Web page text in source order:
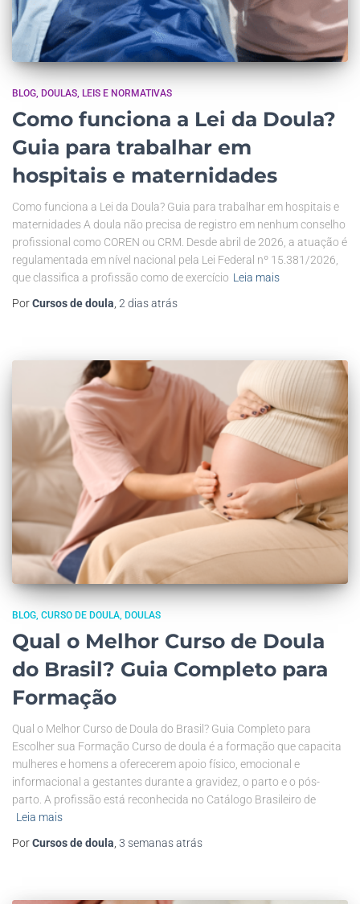
BLOG DOULAS LEIS E NORMATIVAS
Como funciona a Lei da Doula?
Guia para trabalhar em
hospitais e maternidades
Como funciona a Lei da Doula? Guia para trabalhar em hospitais e
maternidades A doula não precisa de registro em nenhum conselho
profissional como COREN ou CRM. Desde abril de 2026, a atuação é
regulamentada em nível nacional pela Lei Federal nº 15.381/2026,
que classifica a profissão como de exercício Leia mais
PorCursos de doula 2 diasatrás
BLOG CURSO DE DOULA DOULAS
Qual o Melhor Curso de Doula
do Brasil? Guia Completo para
Formação
Qual o Melhor Curso de Doula do Brasil? Guia Completo para
Escolher sua Formação Curso de doula é a formação que capacita
mulheres e homens a oferecerem apoio físico, emocional e
informacional a gestantes durante a gravidez, o parto e o pós-
parto. A profissão está reconhecida no Catálogo Brasileiro de
Leia mais
PorCursos de doula, 3 semanasatrás